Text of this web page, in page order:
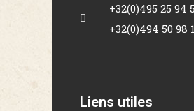
+32(0)495 25 94
+32(0)494 50 98
Liens utiles